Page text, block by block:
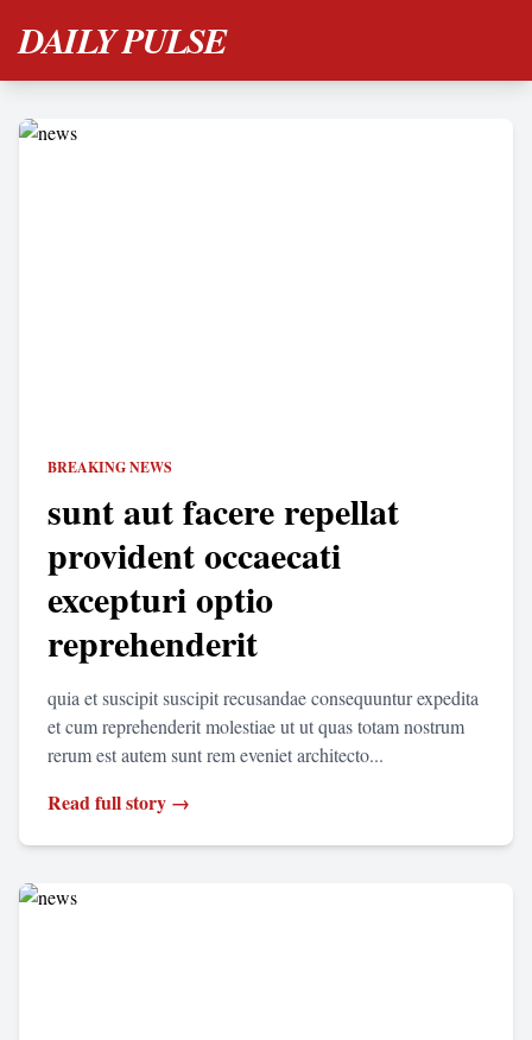
DAILY PULSE
BREAKING NEWS
sunt aut facere repellat
provident occaecati
excepturi optio
reprehenderit
quia et suscipit suscipit recusandae consequuntur expedita
et cum reprehenderit molestiae ut ut quas totam nostrum
rerum est autem sunt rem eveniet architecto...
Read full story →